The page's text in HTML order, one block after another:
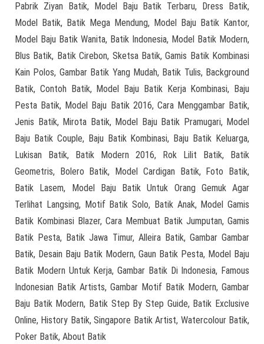
Pabrik Ziyan Batik, Model Baju Batik Terbaru, Dress Batik,
Model Batik, Batik Mega Mendung, Model Baju Batik Kantor,
Model Baju Batik Wanita, Batik Indonesia, Model Batik Modern,
Blus Batik, Batik Cirebon, Sketsa Batik, Gamis Batik Kombinasi
Kain Polos, Gambar Batik Yang Mudah, Batik Tulis, Background
Batik, Contoh Batik, Model Baju Batik Kerja Kombinasi, Baju
Pesta Batik, Model Baju Batik 2016, Cara Menggambar Batik,
Jenis Batik, Mirota Batik, Model Baju Batik Pramugari, Model
Baju Batik Couple, Baju Batik Kombinasi, Baju Batik Keluarga,
Lukisan Batik, Batik Modern 2016, Rok Lilit Batik, Batik
Geometris, Bolero Batik, Model Cardigan Batik, Foto Batik,
Batik Lasem, Model Baju Batik Untuk Orang Gemuk Agar
Terlihat Langsing, Motif Batik Solo, Batik Anak, Model Gamis
Batik Kombinasi Blazer, Cara Membuat Batik Jumputan, Gamis
Batik Pesta, Batik Jawa Timur, Alleira Batik, Gambar Gambar
Batik, Desain Baju Batik Modern, Gaun Batik Pesta, Model Baju
Batik Modern Untuk Kerja, Gambar Batik Di Indonesia, Famous
Indonesian Batik Artists, Gambar Motif Batik Modern, Gambar
Baju Batik Modern, Batik Step By Step Guide, Batik Exclusive
Online, History Batik, Singapore Batik Artist, Watercolour Batik,
Poker Batik, About Batik